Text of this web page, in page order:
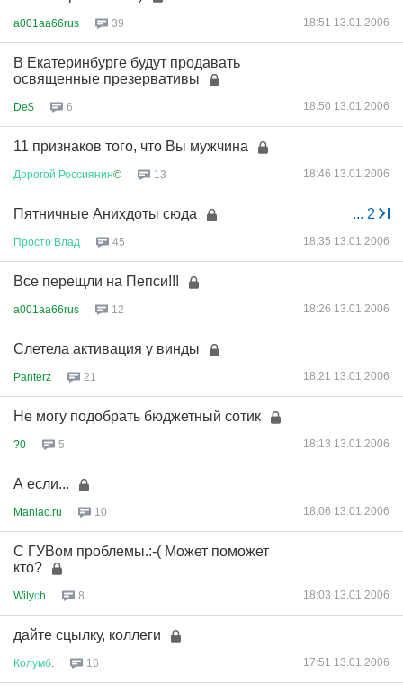
a001aa66rus 39 18:51 13.01.2006
В Екатеринбурге будут продавать
освященные презервативы
De$ 6 18:50 13.01.2006
11 признаков того, что Вы мужчина
Дорогой Россиянин© 13 18:46 13.01.2006
... 2
Пятничные Анихдоты сюда
Просто Влад 45 18:35 13.01.2006
Все перещли на Пепси!!!
a001aa66rus 12 18:26 13.01.2006
Слетела активация у винды
Panterz 21 18:21 13.01.2006
Не могу подобрать бюджетный сотик
?0 5 18:13 13.01.2006
А если...
Maniac.ru 10 18:06 13.01.2006
С ГУВом проблемы.:-( Может поможет
кто?
Wilyсh 8 18:03 13.01.2006
дайте сцылку, коллеги
Колумб 16 17:51 13.01.2006